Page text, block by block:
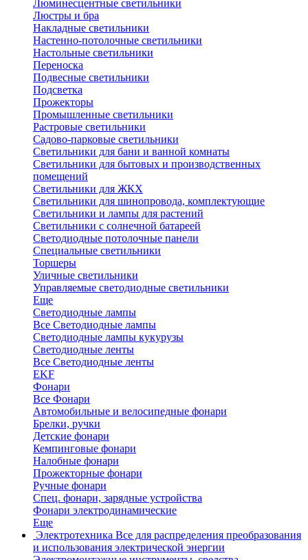
Люминесцентные светильники
Люстры и бра
Накладные светильники
Настенно-потолочные светильники
Настольные светильники
Переноска
Подвесные светильники
Подсветка
Прожекторы
Промышленные светильники
Растровые светильники
Садово-парковые светильники
Светильники для бани и ванной комнаты
Светильники для бытовых и производственных
помещений
Светильники для ЖКХ
Светильники для шинопровода, комплектующие
Светильники и лампы для растений
Светильники с солнечной батареей
Светодиодные потолочные панели
Специальные светильники
Торшеры
Уличные светильники
Управляемые светодиодные светильники
Еще
Светодиодные лампы
Все Светодиодные лампы
Светодиодные лампы кукурузы
Светодиодные ленты
Все Светодиодные ленты
EKF
Фонари
Все Фонари
Автомобильные и велосипедные фонари
Брелки, ручки
Детские фонари
Кемпинговые фонари
Налобные фонари
Прожекторные фонари
Ручные фонари
Спец. фонари, зарядные устройства
Фонари электродинамические
Еще
Электротехника Все для распределения преобразования
и использования электрической энергии